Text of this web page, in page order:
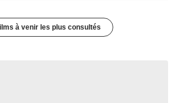
à venir les plus consultés